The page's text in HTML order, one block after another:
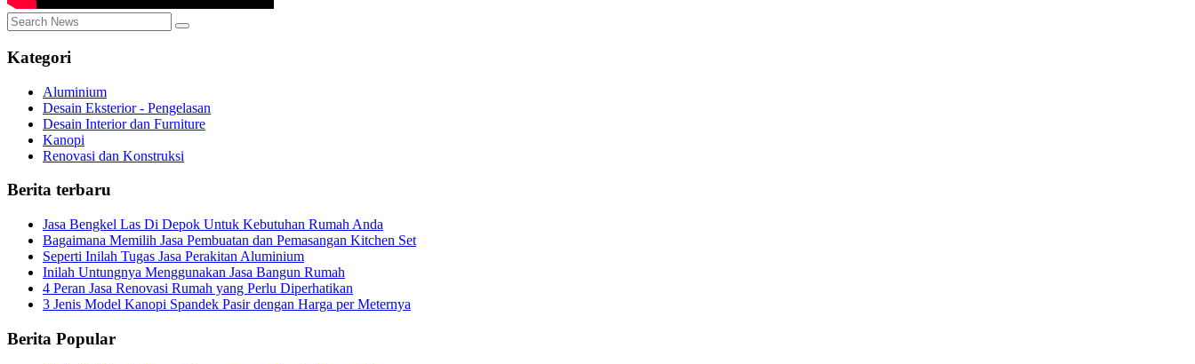
Kategori
Aluminium
Desain Eksterior - Pengelasan
Desain Interior dan Furniture
Kanopi
Renovasi dan Konstruksi
Berita terbaru
Jasa Bengkel Las Di Depok Untuk Kebutuhan Rumah Anda
Bagaimana Memilih Jasa Pembuatan dan Pemasangan Kitchen Set
Seperti Inilah Tugas Jasa Perakitan Aluminium
Inilah Untungnya Menggunakan Jasa Bangun Rumah
4 Peran Jasa Renovasi Rumah yang Perlu Diperhatikan
3 Jenis Model Kanopi Spandek Pasir dengan Harga per Meternya
Berita Popular